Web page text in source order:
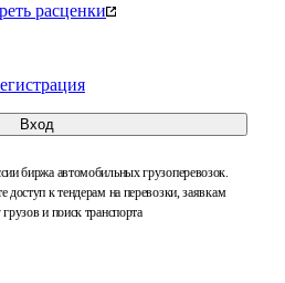
расценки
Вход
биржа автомобильных грузоперевозок.
доступ к тендерам на перевозки, заявкам
и поиск транспорта